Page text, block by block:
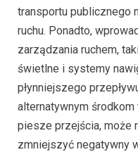
transportu publicznego
ruchu. Ponadto,
zarządzania ruchem,
świetlne i systemy
płynniejszego
alternatywnym
piesze przejścia, może
zmniejszyć negatywny